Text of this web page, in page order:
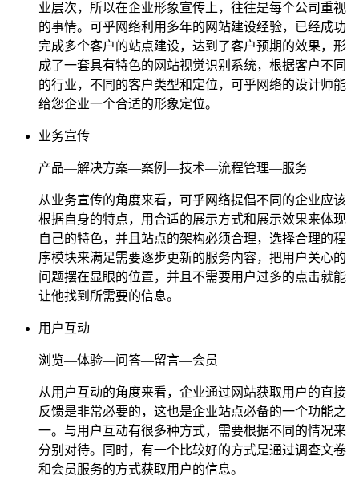
业层次，所以在企业形象宣传上，往往是每个公司重视
的事情。可乎网络利用多年的网站建设经验，已经成功
完成多个客户的站点建设，达到了客户预期的效果，形
成了一套具有特色的网站视觉识别系统，根据客户不同
的行业，不同的客户类型和定位，可乎网络的设计师能
给您企业一个合适的形象定位。
业务宣传
产品—解决方案—案例—技术—流程管理—服务
从业务宣传的角度来看，可乎网络提倡不同的企业应该
根据自身的特点，用合适的展示方式和展示效果来体现
自己的特色，并且站点的架构必须合理，选择合理的程
序模块来满足需要逐步更新的服务内容，把用户关心的
问题摆在显眼的位置，并且不需要用户过多的点击就能
让他找到所需要的信息。
用户互动
浏览—体验—问答—留言—会员
从用户互动的角度来看，企业通过网站获取用户的直接
反馈是非常必要的，这也是企业站点必备的一个功能之
一。与用户互动有很多种方式，需要根据不同的情况来
分别对待。同时，有一个比较好的方式是通过调查文卷
和会员服务的方式获取用户的信息。